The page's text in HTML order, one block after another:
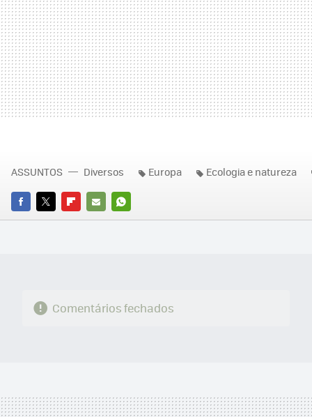
FACEBOOK
TWITTERFLIPBOARD
E-
WHATSAPP
ASSUNTOS Diversos Europa Ecologia e natureza
Comentários fechados